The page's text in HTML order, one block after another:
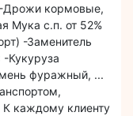
-Дрожи кормовые,
Мука с.п. от 52%
-Заменитель
Кукуруза
фуражный, ...
К каждому клиенту